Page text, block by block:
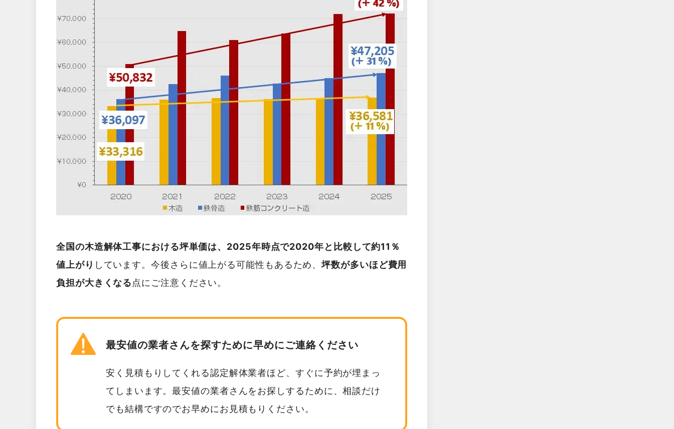
全国の木造解体工事における坪単価は、2025年時点で2020年と比較して約11％
値上がり しています。今後さらに値上がる可能性もあるため、坪数が多いほど費用
負担が大きくなる点にご注意ください。
最安値の業者さんを探すために早めにご連絡ください
安く見積もりしてくれる認定解体業者ほど、すぐに予約が埋まっ
てしまいます。最安値の業者さんをお探しするために、相談だけ
でも結構ですのでお早めにお見積もりください。